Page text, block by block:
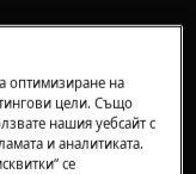
под 3
оптимизиране на
цели. Също
нашия уебсайт с
и аналитиката.
се